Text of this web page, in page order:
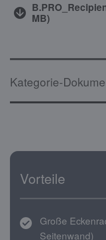
MB)
Kategorie-
Vorteile
Große
Seitenwand)